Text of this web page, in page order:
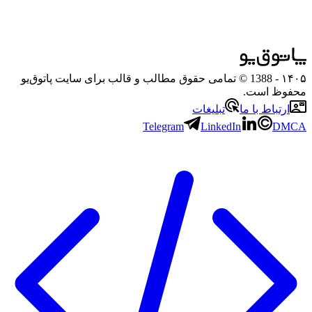
۱۴۰۵
- 1388 © تمامی حقوق مطالب و قالب برای سایت پاتوق‌یو
محفوظ است.
ارتباط با ما
تبلیغات
Telegram
LinkedIn DMCA